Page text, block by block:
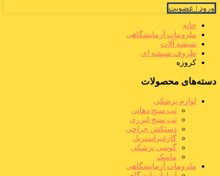
ورود | عضویت
خانه
ملزومات آزمایشگاهی
شیشه آلات
ظروف شیشه ای
کروزه
دسته‌های محصولات
لوازم پزشکی
تب سنج دهانی
تب سنج لیزری
دستکش جراحی
گازغیراستریل
گوشی پزشکی
ماسک
ملزومات آزمایشگاهی